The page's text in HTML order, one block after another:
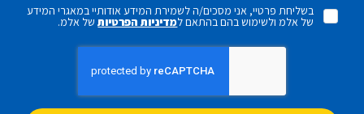
בשליחת פרטיי, אני מסכים/ה לשמירת המידע אודותיי במאגרי המידע
של אלמ ולשימוש בהם בהתאם למדיניות הפרטיותשל אלמ.